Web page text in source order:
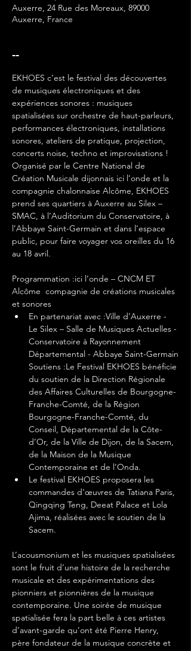
Auxerre, 24 Rue des Moreaux, 89000
Auxerre, France
--
EKHOES c’est le festival des découvertes
de musiques électroniques et des
expériences sonores : musiques
spatialisées sur orchestre de haut-parleurs,
performances électroniques, installations
sonores, ateliers de pratique, projection,
concerts noise, techno et improvisations !
Organisé par le Centre National de
Création Musicale dijonnais ici l’onde et la
compagnie chalonnaise Alcôme, EKHOES
prend ses quartiers à Auxerre au Silex –
SMAC, à l’Auditorium du Conservatoire, à
l’Abbaye Saint-Germain et dans l’espace
public, pour faire voyager vos oreilles du 16
au 18 avril.
Programmation :ici l’onde – CNCM ET
Alcôme  compagnie de créations musicales
et sonores
En partenariat avec :Ville d’Auxerre -
Le Silex – Salle de Musiques Actuelles -
Conservatoire à Rayonnement
Départemental - Abbaye Saint-Germain
Soutiens :Le Festival EKHOES bénéficie
du soutien de la Direction Régionale
des Affaires Culturelles de Bourgogne-
Franche-Comté, de la Région
Bourgogne-Franche-Comté, du
Conseil, Départemental de la Côte-
d’Or, de la Ville de Dijon, de la Sacem,
de la Maison de la Musique
Contemporaine et de l’Onda.
Le festival EKHOES proposera les
commandes d’œuvres de Tatiana Paris,
Qingqing Teng, Deeat Palace et Lola
Ajima, réalisées avec le soutien de la
Sacem.
L’acousmonium et les musiques spatialisées
sont le fruit d’une histoire de la recherche
musicale et des expérimentations des
pionniers et pionnières de la musique
contemporaine. Une soirée de musique
spatialisée fera la part belle à ces artistes
d’avant-garde qu’ont été Pierre Henry,
père fondateur de la musique concrète et